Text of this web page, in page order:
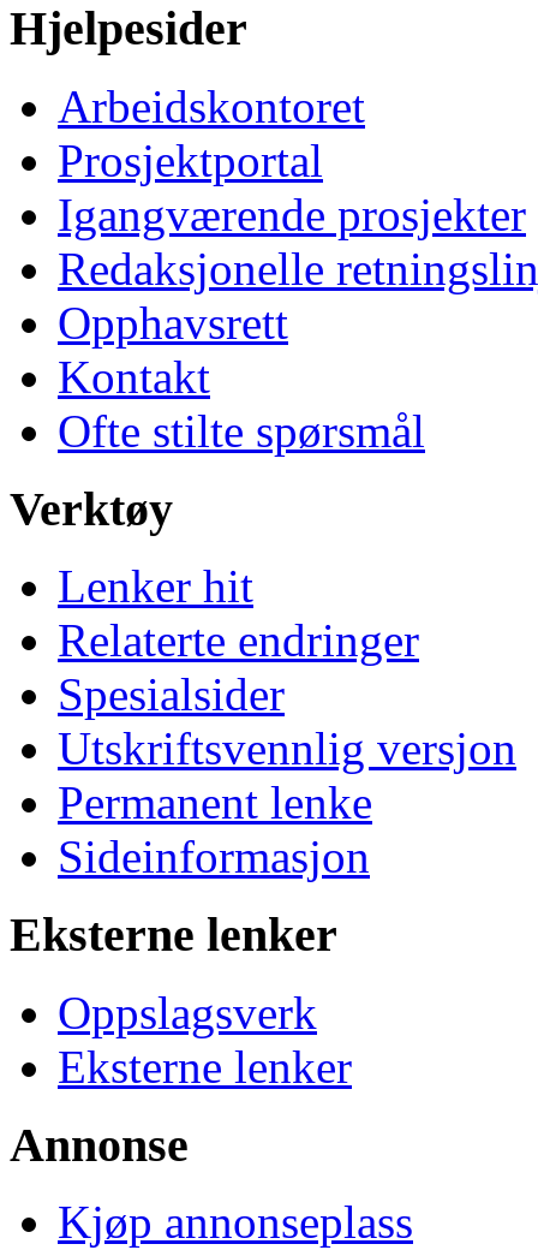
Hjelpesider
Arbeidskontoret
Prosjektportal
Igangværende prosjekter
Redaksjonelle
Opphavsrett
Kontakt
Ofte stilte spørsmål
Verktøy
Lenker hit
Relaterte endringer
Spesialsider
Utskriftsvennlig versjon
Permanent lenke
Sideinformasjon
Eksterne lenker
Oppslagsverk
Eksterne lenker
Annonse
Kjøp annonseplass